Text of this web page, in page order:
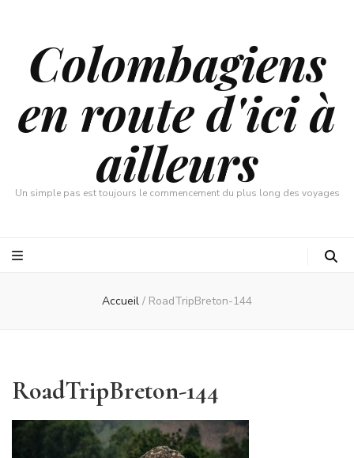
Colombagiens
en route d'ici à
ailleurs
Un simple pas est toujours le commencement du plus long des voyages
Accueil / RoadTripBreton-144
RoadTripBreton-144